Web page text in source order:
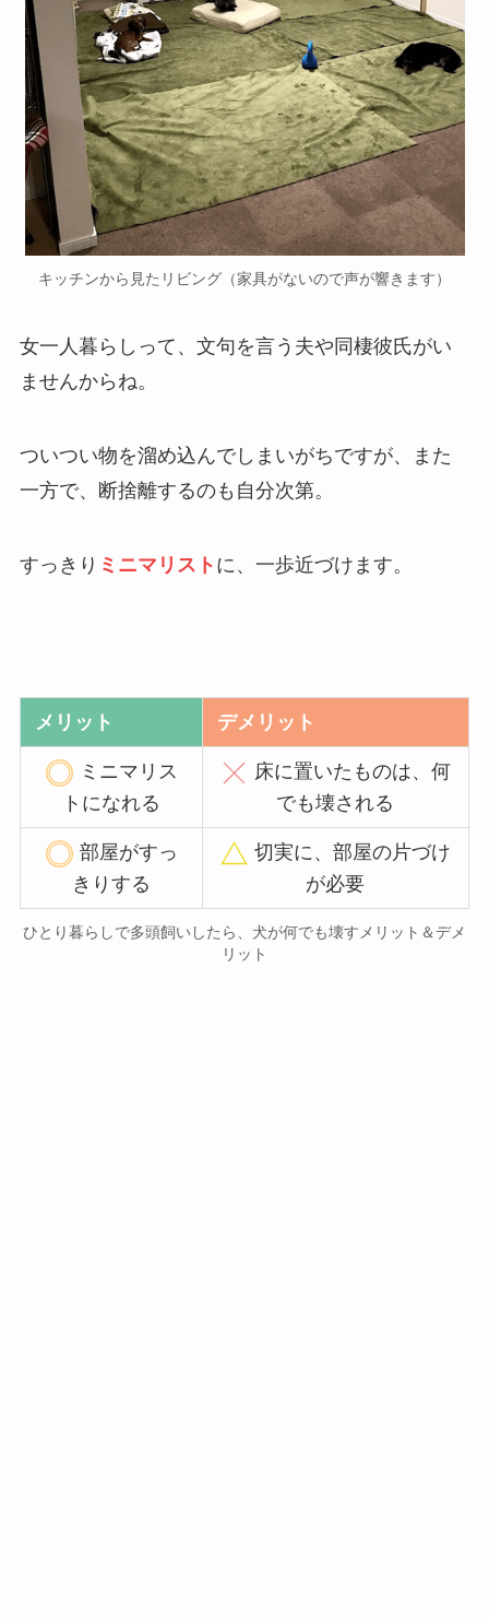
キッチンから見たリビング（家具がないので声が響きます）
女一人暮らしって、文句を言う夫や同棲彼氏がい
ませんからね。
ついつい物を溜め込んでしまいがちですが、また
一方で、断捨離するのも自分次第。
すっきり ミニマリスト に、一歩近づけます。
メリット デメリット
ミニマリス
トになれる
床に置いたものは、何
でも壊される
部屋がすっ
きりする
切実に、部屋の片づけ
が必要
ひとり暮らしで多頭飼いしたら、犬が何でも壊すメリット＆デメ
リット